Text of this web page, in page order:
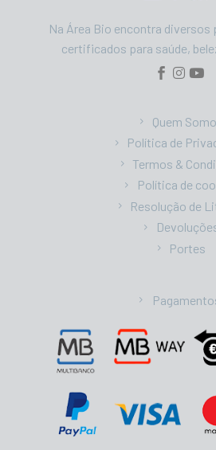
Na Área Bio encontra
certificados para saúde,
Quem
Política de
Termos &
Política de
Resolução de
Portes